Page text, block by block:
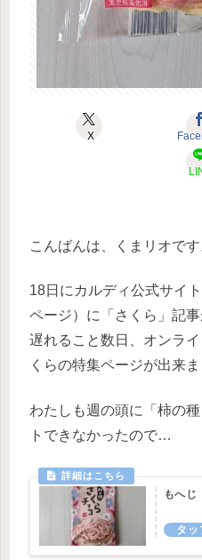
X
こんばんは、くまリオです
18日にカルディ公式サイ
ページ）に「さくら」記
遅れること数日、オンラ
くらの特集ページが出来ま
わたしも週の頭に「柿の
トできなかったので…
もへじ